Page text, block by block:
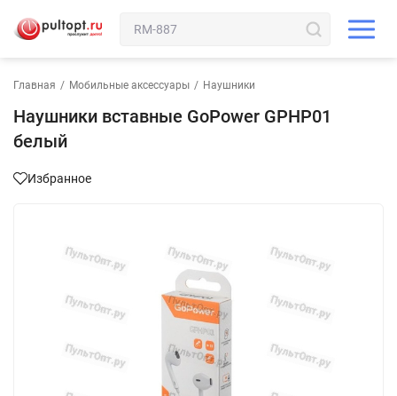
Главная / Мобильные аксессуары / Наушники
Наушники вставные GoPower GPHP01
белый
Избранное